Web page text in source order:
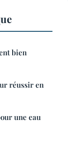
bien
réussir en
une eau